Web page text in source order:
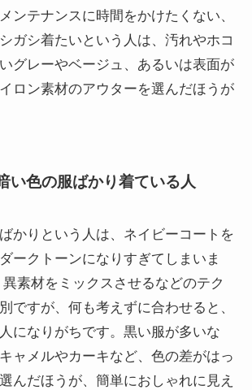
ンテナンスに時間をかけたくない、
ガシ着たいという人は、汚れやホコ
グレーやベージュ、あるいは表面が
ロン素材のアウターを選んだほうが
い色の服ばかり着ている人
かりという人は、ネイビーコートを
ークトーンになりすぎてしまいま
素材をミックスさせるなどのテク
ですが、何も考えずに合わせると、
になりがちです。黒い服が多いな
ャメルやカーキなど、色の差がはっ
んだほうが、簡単におしゃれに見え